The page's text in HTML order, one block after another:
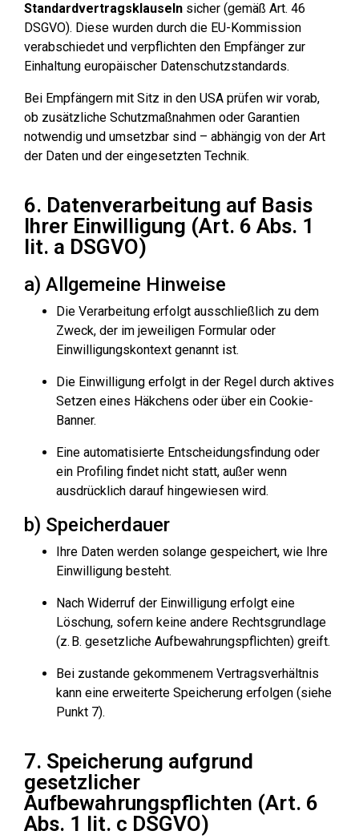
Standardvertragsklauseln sicher (gemäß Art. 46
DSGVO). Diese wurden durch die EU-Kommission
verabschiedet und verpflichten den Empfänger zur
Einhaltung europäischer Datenschutzstandards.
Bei Empfängern mit Sitz in den USA prüfen wir vorab,
ob zusätzliche Schutzmaßnahmen oder Garantien
notwendig und umsetzbar sind – abhängig von der Art
der Daten und der eingesetzten Technik.
6. Datenverarbeitung auf Basis
Ihrer Einwilligung (Art. 6 Abs. 1
lit. a DSGVO)
a) Allgemeine Hinweise
Die Verarbeitung erfolgt ausschließlich zu dem
Zweck, der im jeweiligen Formular oder
Einwilligungskontext genannt ist.
Die Einwilligung erfolgt in der Regel durch aktives
Setzen eines Häkchens oder über ein Cookie-
Banner.
Eine automatisierte Entscheidungsfindung oder
ein Profiling findet nicht statt, außer wenn
ausdrücklich darauf hingewiesen wird.
b) Speicherdauer
Ihre Daten werden solange gespeichert, wie Ihre
Einwilligung besteht.
Nach Widerruf der Einwilligung erfolgt eine
Löschung, sofern keine andere Rechtsgrundlage
(z. B. gesetzliche Aufbewahrungspflichten) greift.
Bei zustande gekommenem Vertragsverhältnis
kann eine erweiterte Speicherung erfolgen (siehe
Punkt 7).
7. Speicherung aufgrund
gesetzlicher
Aufbewahrungspflichten (Art. 6
Abs. 1 lit. c DSGVO)